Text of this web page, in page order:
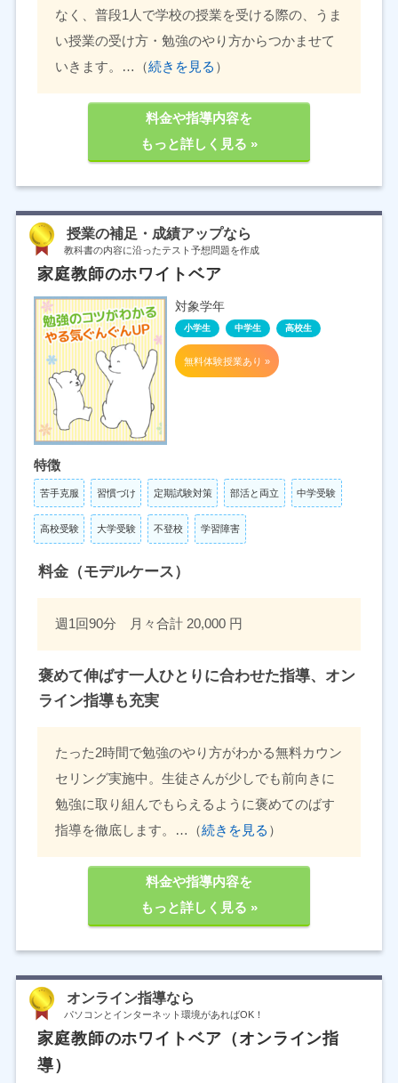
なく、普段1人で学校の授業を受ける際の、うま
い授業の受け方・勉強のやり方からつかませて
いきます。…（続きを見る ）
料金や指導内容を
もっと詳しく見る »
授業の補足・成績アップなら
教科書の内容に沿ったテスト予想問題を作成
家庭教師のホワイトベア
対象学年
小学生 中学生 高校生
無料体験授業あり »
特徴
苦手克服 習慣づけ 定期試験対策 部活と両立 中学受験
高校受験 大学受験 不登校 学習障害
料金（モデルケース）
週1回90分 月々合計 20,000 円
褒めて伸ばす一人ひとりに合わせた指導、オン
ライン指導も充実
たった2時間で勉強のやり方がわかる無料カウン
セリング実施中。生徒さんが少しでも前向きに
勉強に取り組んでもらえるように褒めてのばす
指導を徹底します。…（続きを見る ）
料金や指導内容を
もっと詳しく見る »
オンライン指導なら
パソコンとインターネット環境があればOK！
家庭教師のホワイトベア（オンライン指
導）